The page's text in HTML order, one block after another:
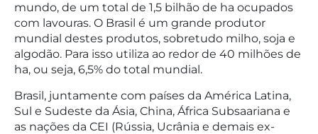
mundo, de um total de 1,5 bilhão de ha ocupados
com lavouras. O Brasil é um grande produtor
mundial destes produtos, sobretudo milho, soja e
algodão. Para isso utiliza ao redor de 40 milhões de
ha, ou seja, 6,5% do total mundial.
Brasil, juntamente com países da América Latina,
Sul e Sudeste da Ásia, China, África Subsaariana e
as nações da CEI (Rússia, Ucrânia e demais ex-